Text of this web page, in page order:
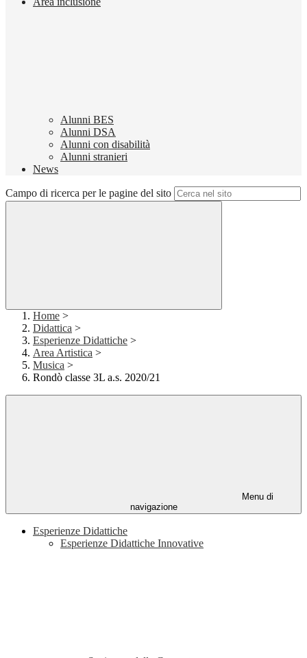
Alunni BES
Alunni DSA
Alunni con disabilità
Alunni stranieri
News
Campo di ricerca per le pagine del sito
Home >
Didattica >
Esperienze Didattiche >
Area Artistica >
Musica >
Rondò classe 3L a.s. 2020/21
Menu di
navigazione
Esperienze Didattiche
Esperienze Didattiche Innovative